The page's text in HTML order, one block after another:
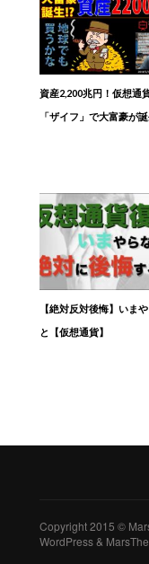
資産2,200兆円！仮想通
「ザイフ」で大富豪が
【絶対反対後悔】いま
と【仮想通貨】
Copyright 2015 ©
WordPress &